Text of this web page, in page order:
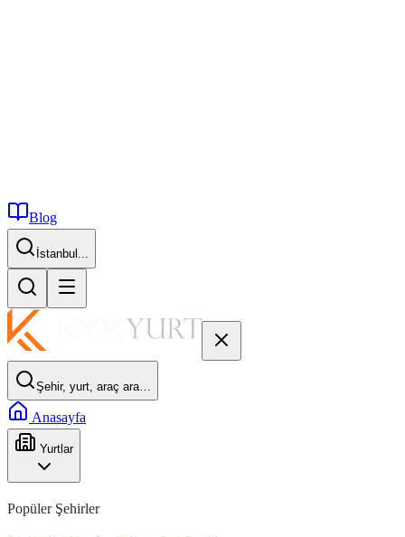
Blog
İstanbul...
Şehir, yurt, araç ara…
Anasayfa
Yurtlar
Popüler Şehirler